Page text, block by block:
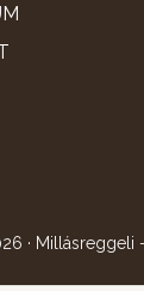
· Millásreggeli